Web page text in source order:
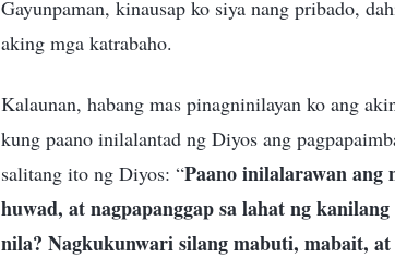
Gayunpaman, kinausap ko siya nang pribado,
aking mga katrabaho.
Kalaunan, habang mas pinagninilayan ko ang
kung paano inilalantad ng Diyos ang
salitang ito ng Diyos: “Paano inilalarawan ang
huwad, at nagpapanggap sa lahat ng
nila? Nagkukunwari silang mabuti, mabait,